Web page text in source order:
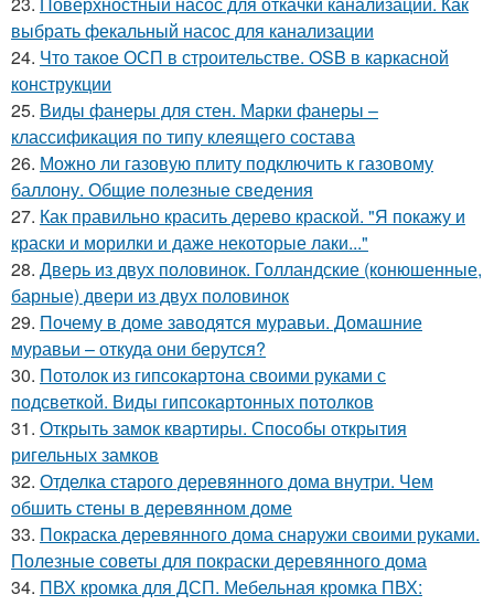
выбрать фекальный насос для канализации
24. Что такое ОСП в строительстве. OSB в каркасной
конструкции
25. Виды фанеры для стен. Марки фанеры –
классификация по типу клеящего состава
26. Можно ли газовую плиту подключить к газовому
баллону. Общие полезные сведения
27. Как правильно красить дерево краской. "Я покажу и
краски и морилки и даже некоторые лаки..."
28. Дверь из двух половинок. Голландские (конюшенные,
барные) двери из двух половинок
29. Почему в доме заводятся муравьи. Домашние
муравьи – откуда они берутся?
30. Потолок из гипсокартона своими руками с
подсветкой. Виды гипсокартонных потолков
31. Открыть замок квартиры. Способы открытия
ригельных замков
32. Отделка старого деревянного дома внутри. Чем
обшить стены в деревянном доме
33. Покраска деревянного дома снаружи своими руками.
Полезные советы для покраски деревянного дома
34. ПВХ кромка для ДСП. Мебельная кромка ПВХ: